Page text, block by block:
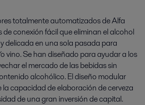
totalmente automatizados de Alfa
de conexión fácil que eliminan el alcohol
delicada en una sola pasada para
vino. Se han diseñado para ayudar a los
el mercado de las bebidas sin
alcohólico. El diseño modular
capacidad de elaboración de cerveza
de una gran inversión de capital.